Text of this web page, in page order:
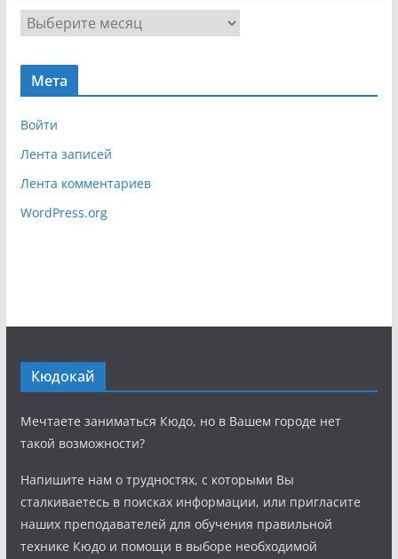
г
я
р
х
Мета
Войти
Лента записей
Лента комментариев
WordPress.org
Кюдокай
Мечтаете заниматься Кюдо, но в Вашем городе нет
такой возможности?
Напишите нам о трудностях, с которыми Вы
сталкиваетесь в поисках информации, или пригласите
наших преподавателей для обучения правильной
технике Кюдо и помощи в выборе необходимой